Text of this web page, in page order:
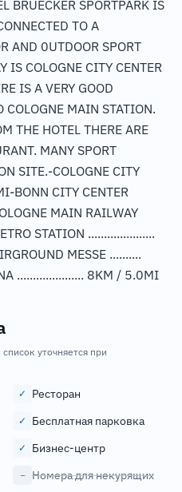
BRUECKER SPORTPARK IS
TO A
AND 0UTDOOR SPORT
IS COLOGNE CITY CENTER
IS A VERY GOOD
COLOGNE MAIN STATION.
THE HOTEL THERE ARE
MANY SPORT
SITE.-COLOGNE CITY
BONN CITY CENTER
MAIN RAILWAY
STATION .....................
MESSE ..........
..................... 8KM / 5.0MI
уточняется при
✓ Ресторан
✓ Бесплатная парковка
✓ Бизнес-центр
− Номера для некурящих